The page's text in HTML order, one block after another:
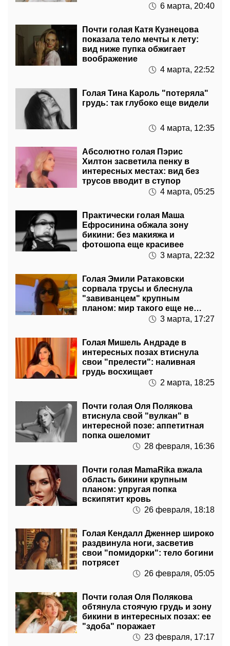
6 марта, 20:40
Почти голая Катя Кузнецова
показала тело мечты к лету:
вид ниже пупка обжигает
воображение
4 марта, 22:52
Голая Тина Кароль "потеряла"
грудь: так глубоко еще видели
4 марта, 12:35
Абсолютно голая Пэрис
Хилтон засветила пенку в
интересных местах: вид без
трусов вводит в ступор
4 марта, 05:25
Практически голая Маша
Ефросинина обжала зону
бикини: без макияжа и
фотошопа еще красивее
3 марта, 22:32
Голая Эмили Ратаковски
сорвала трусы и блеснула
"завиванцем" крупным
планом: мир такого еще не
3 марта, 17:27
Голая Мишель Андраде в
интересных позах втиснула
свои "прелести": наливная
грудь восхищает
2 марта, 18:25
Почти голая Оля Полякова
втиснула свой "вулкан" в
интересной позе: аппетитная
попка ошеломит
28 февраля, 16:36
Почти голая MamaRika вжала
область бикини крупным
планом: упругая попка
вскипятит кровь
26 февраля, 18:18
Голая Кендалл Дженнер широко
раздвинула ноги, засветив
свои "помидорки": тело богини
потрясет
26 февраля, 05:05
Почти голая Оля Полякова
обтянула стоячую грудь и зону
бикини в интересных позах: ее
"здоба" поражает
23 февраля, 17:17